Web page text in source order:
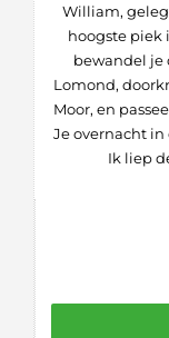
William,
hoogste piek
bewandel je
Lomond,
Moor, en
Je overnacht in
Ik liep